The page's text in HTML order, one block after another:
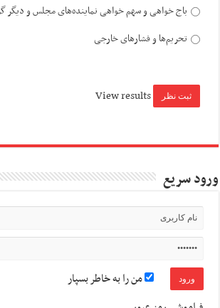
باج خواهی و سهم خواهی نماینده‌های مجلس و دیگر
تحریم‌ها و فشارهای خارجی
View results
ورود سریع
من را به خاطر بسپار